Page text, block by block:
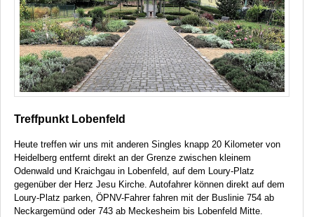
Treffpunkt Lobenfeld
Heute treffen wir uns mit anderen Singles knapp 20 Kilometer von
Heidelberg entfernt direkt an der Grenze zwischen kleinem
Odenwald und Kraichgau in Lobenfeld, auf dem Loury-Platz
gegenüber der Herz Jesu Kirche. Autofahrer können direkt auf dem
Loury-Platz parken, ÖPNV-Fahrer fahren mit der Buslinie 754 ab
Neckargemünd oder 743 ab Meckesheim bis Lobenfeld Mitte.